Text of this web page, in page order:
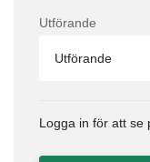
Utförande
Utförande
Logga in för att se